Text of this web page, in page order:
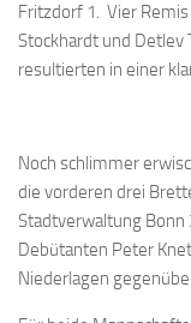
1. Mannschaft
Schach online
Fritzdorf 1. Vier
Stockhardt und
resultierten in einer
Noch schlimmer
die vorderen drei
Stadtverwaltung Bonn
Debütanten Peter
Niederlagen